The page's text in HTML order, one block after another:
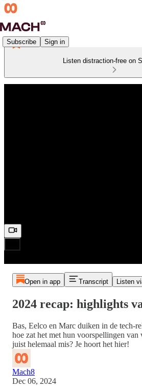
Subscribe Sign in
Listen distraction-free on
Open in app Transcript Listen
2024 recap: highlights
Bas, Eelco en Marc duiken in de tech-
hoe zat het met hun voorspellingen
juist helemaal mis? Je hoort het hier!
Mach8
Dec 06, 2024